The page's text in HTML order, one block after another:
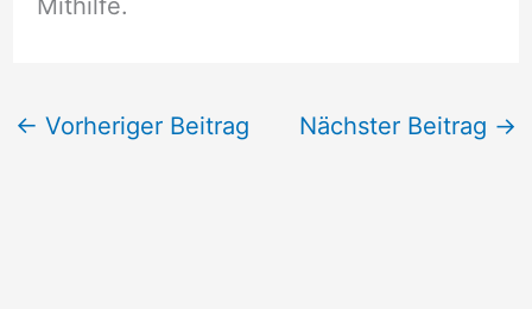
Mithilfe.
← Vorheriger Beitrag Nächster Beitrag →